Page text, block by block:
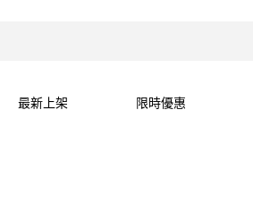
最新上架 限時優惠